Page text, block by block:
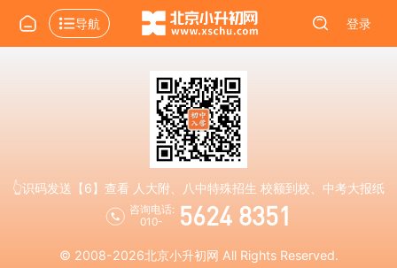
导航 登录
👆识码发送【6】查看 人大附、八中特殊招生 校额到校、中考大报纸
咨询电话:
010-
5624 8351
© 2008-2026北京小升初网 All Rights Reserved.